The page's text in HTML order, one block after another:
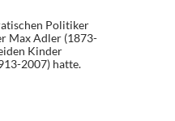
Politiker
Max Adler (1873-
Kinder
2007) hatte.